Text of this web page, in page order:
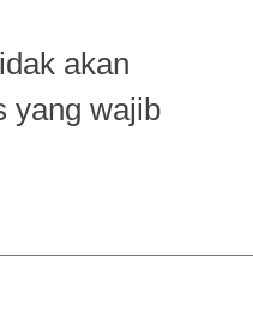
akan
yang wajib